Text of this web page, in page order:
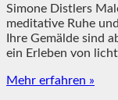
Simone Distlers
meditative Ruhe
Ihre Gemälde sind
ein Erleben von
Mehr erfahren »